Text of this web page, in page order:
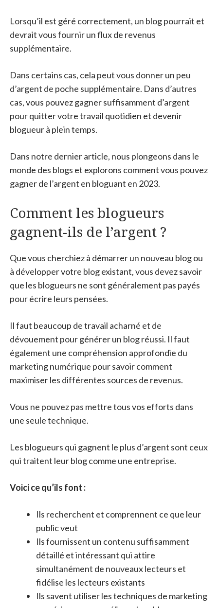
Lorsqu’il est géré correctement, un blog pourrait et
devrait vous fournir un flux de revenus
supplémentaire.
Dans certains cas, cela peut vous donner un peu
d’argent de poche supplémentaire. Dans d’autres
cas, vous pouvez gagner suffisamment d’argent
pour quitter votre travail quotidien et devenir
blogueur à plein temps.
Dans notre dernier article, nous plongeons dans le
monde des blogs et explorons comment vous pouvez
gagner de l’argent en bloguant en 2023.
Comment les blogueurs
gagnent-ils de l’argent ?
Que vous cherchiez à démarrer un nouveau blog ou
à développer votre blog existant, vous devez savoir
que les blogueurs ne sont généralement pas payés
pour écrire leurs pensées.
Il faut beaucoup de travail acharné et de
dévouement pour générer un blog réussi. Il faut
également une compréhension approfondie du
marketing numérique pour savoir comment
maximiser les différentes sources de revenus.
Vous ne pouvez pas mettre tous vos efforts dans
une seule technique.
Les blogueurs qui gagnent le plus d’argent sont ceux
qui traitent leur blog comme une entreprise.
Voici ce qu’ils font :
Ils recherchent et comprennent ce que leur
public veut
Ils fournissent un contenu suffisamment
détaillé et intéressant qui attire
simultanément de nouveaux lecteurs et
fidélise les lecteurs existants
Ils savent utiliser les techniques de marketing